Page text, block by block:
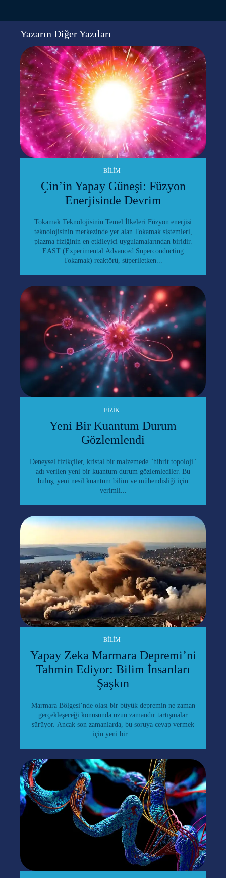
Yazarın Diğer Yazıları
BILIM
Çin’in Yapay Güneşi: Füzyon
Enerjisinde Devrim
Tokamak Teknolojisinin Temel İlkeleri Füzyon enerjisi
teknolojisinin merkezinde yer alan Tokamak sistemleri,
plazma fiziğinin en etkileyici uygulamalarından biridir.
EAST (Experimental Advanced Superconducting
Tokamak) reaktörü, süperiletken...
FIZIK
Yeni Bir Kuantum Durum
Gözlemlendi
Deneysel fizikçiler, kristal bir malzemede "hibrit topoloji"
adı verilen yeni bir kuantum durum gözlemlediler. Bu
buluş, yeni nesil kuantum bilim ve mühendisliği için
verimli...
BILIM
Yapay Zeka Marmara Depremi’ni
Tahmin Ediyor: Bilim İnsanları
Şaşkın
Marmara Bölgesi’nde olası bir büyük depremin ne zaman
gerçekleşeceği konusunda uzun zamandır tartışmalar
sürüyor. Ancak son zamanlarda, bu soruya cevap vermek
için yeni bir...